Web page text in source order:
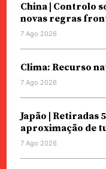
China | Controlo
novas regras
7 Ago 2026
Clima: Recurso
7 Ago 2026
Japão | Retiradas
aproximação de
7 Ago 2026